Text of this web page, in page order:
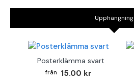
Upphängning
Posterklämma svart
15.00 kr